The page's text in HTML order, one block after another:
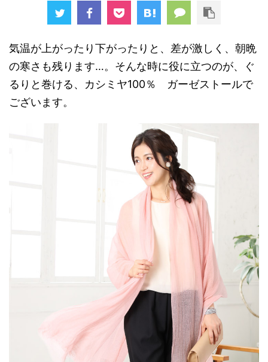
気温が上がったり下がったりと、差が激しく、朝晩
の寒さも残ります…。そんな時に役に立つのが、ぐ
るりと巻ける、カシミヤ100％ ガーゼストールで
ございます。